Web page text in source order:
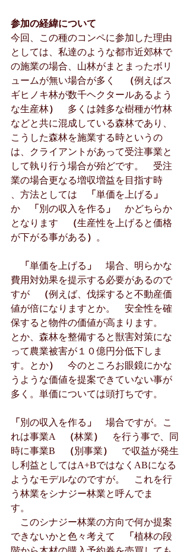
参加の経緯について
今回、この種のコンペに参加した理由
としては、私達のような都市近郊林で
の施業の場合、山林がまとまったボリ
ュームが無い場合が多く
（例えばス
ギヒノキ林が数千ヘクタールあるよう
な生産林） 多くは雑多な樹種が竹林
などと共に混成している森林であり、
こうした森林を施業する時というの
は、クライアントがあって受注事業と
して執り行う場合が殆どです。　受注
業の場合更なる増収増益を目指す時
、方法としては
「 単価を上げる 」
か
「 別の収入を作る 」 かどちらか
となります
（生産性を上げると価格
が下がる事がある ） 。
「 単価を上げる 」 場合、明らかな
費用対効果を提示する必要があるので
すが
（例えば、伐採すると不動産価
値が倍になりますとか。　安全性を確
保すると物件の価値が高まります。
とか、森林を整備すると獣害対策にな
って農業被害が１０億円分低下しま
す。とか） 今のところお眼鏡にかな
うような価値を提案できていない事が
多く。単価については頭打ちです。
「 別の収入を作る 」 場合ですが。こ
れは事業A
（林業）
を行う事で、同
時に事業B
（別事業） で収益が発生
し利益としてはA+BではなくABになる
ようなモデルなのですが。　これを行
う林業をシナジー林業と呼んでま
す。
このシナジー林業の方向で何か提案
できないかと色々考えて
「 植林の段